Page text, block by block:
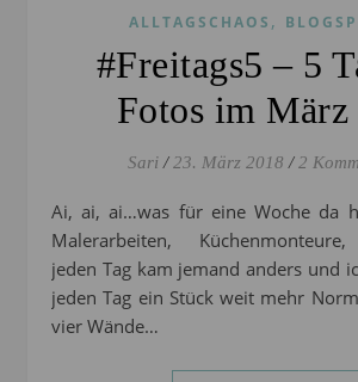
ALLTAGSCHAOS ,
#Freitags5 – 5
Fotos im März
Sari / 23. März 2018 / 2
Ai, ai, ai…was für eine Woche da hinter uns liegt.
Malerarbeiten,
jeden Tag kam jemand anders und
jeden Tag ein Stück weit mehr
vier Wände…